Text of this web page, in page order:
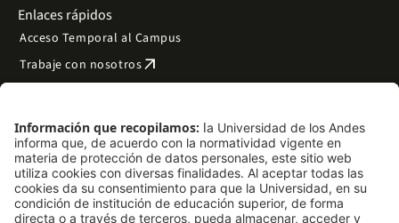
Enlaces rápidos
Acceso Temporal al Campus
Trabaje con nosotrosarrow_outward
Preguntas frecuentes
Filantropía y donacionesarrow_outward
Mapa del sitio arrow_outward